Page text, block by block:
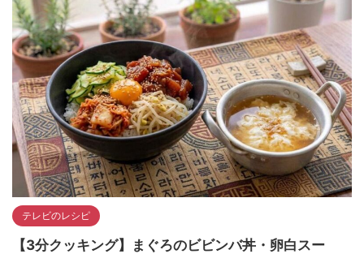
テレビのレシピ
【3分クッキング】まぐろのビビンバ丼・卵白スー